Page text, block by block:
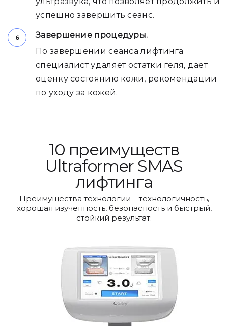
успешно завершить сеанс.
Завершение процедуры.
По завершении сеанса лифтинга
специалист удаляет остатки геля, дает
оценку состоянию кожи, рекомендации
по уходу за кожей.
10 преимуществ
Ultraformer SMAS
лифтинга
Преимущества технологии – технологичность,
хорошая изученность, безопасность и быстрый,
стойкий результат: